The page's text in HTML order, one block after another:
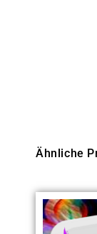
Ähnliche